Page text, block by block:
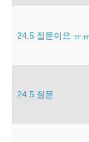
24.5 질문이요 ㅠㅠ
24.5 질문